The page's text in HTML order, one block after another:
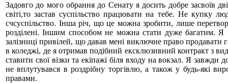
Задовго до мого обрання до Сенату я досить добре засвоїв
світі,то застав суспільство працювати на тебе. Не купку
счсуспільство. Інша річ, що це можна зробити, лише
розділені. Іншим способом не можна стати дуже багатим. Я
залізниці привілей, що давав мені виключне право
в коледжі, де я отримав подібний ексклюзивний контракт з
ставити свої візки та екіпажі біля входу на вокзал. Я
не вплутувався в роздрібну торгівлю, а також у будь-які
правами.